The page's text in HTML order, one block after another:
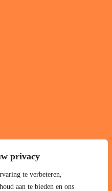
privacy
te verbeteren,
aan te bieden en ons